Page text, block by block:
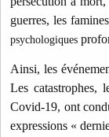
guerres, les
psychologiques
Ainsi, les
Les catastrophes,
Covid-19, ont
expressions «